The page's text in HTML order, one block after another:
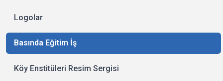
Logolar
Basında Eğitim İş
Köy Enstitüleri Resim Sergisi